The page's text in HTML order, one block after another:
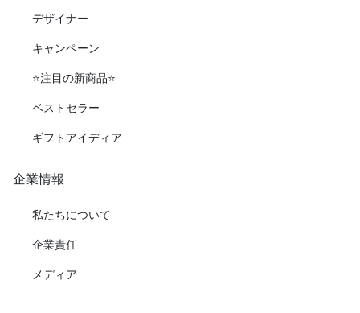
デザイナー
キャンペーン
⭐️注目の新商品⭐️
ベストセラー
ギフトアイディア
企業情報
私たちについて
企業責任
メディア